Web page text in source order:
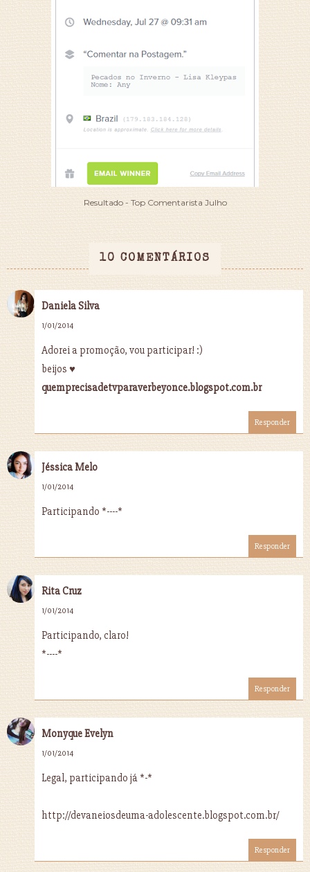
Resultado - Top Comentarista Julho
10 COMENTÁRIOS
Daniela Silva
1/01/2014
Adorei a promoção, vou participar! :)
beijos ♥
quemprecisadetvparaverbeyonce.blogspot.com.br
Responder
Jéssica Melo
1/01/2014
Participando *----*
Responder
Rita Cruz
1/01/2014
Participando, claro!
*----*
Responder
Monyque Evelyn
1/01/2014
Legal, participando já *-*
http://devaneiosdeuma-adolescente.blogspot.com.br/
Responder